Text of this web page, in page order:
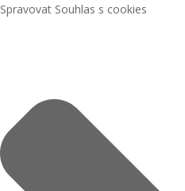
Spravovat Souhlas s cookies